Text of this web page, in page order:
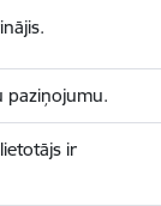
paziņojumu.
ir